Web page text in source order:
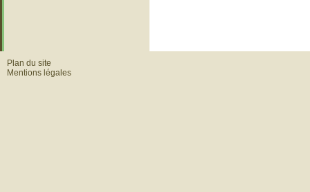
Plan du site
Mentions légales